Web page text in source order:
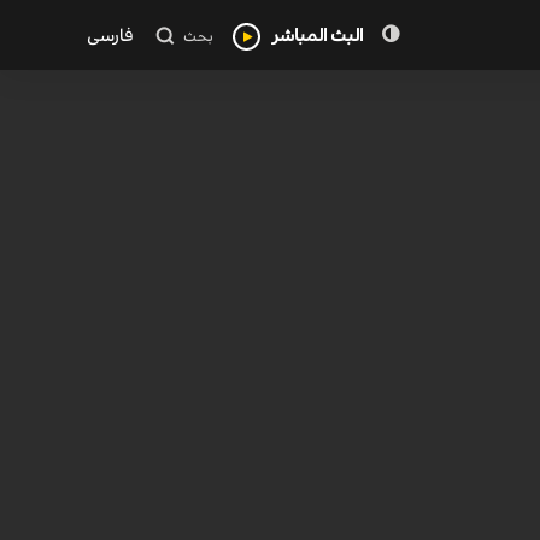
البث المباشر بحث فارسی